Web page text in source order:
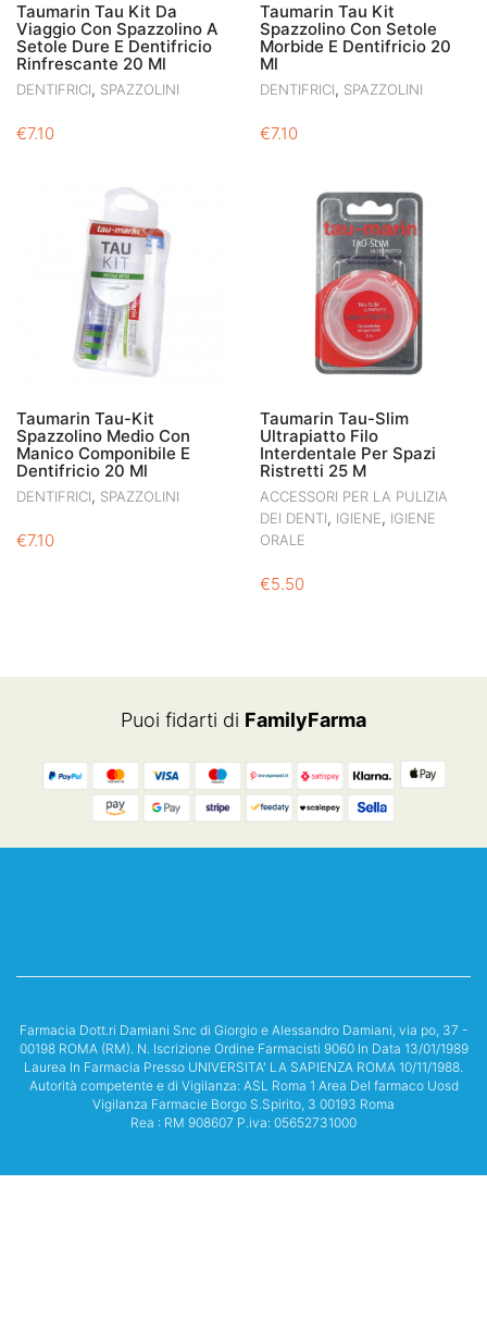
Taumarin Tau Kit Da
Viaggio Con Spazzolino A
Setole Dure E Dentifricio
Rinfrescante 20 Ml
DENTIFRICI, SPAZZOLINI
€7.10
Taumarin Tau Kit
Spazzolino Con Setole
Morbide E Dentifricio 20
Ml
DENTIFRICI, SPAZZOLINI
€7.10
Taumarin Tau-Kit
Spazzolino Medio Con
Manico Componibile E
Dentifricio 20 Ml
DENTIFRICI, SPAZZOLINI
€7.10
Taumarin Tau-Slim
Ultrapiatto Filo
Interdentale Per Spazi
Ristretti 25 M
ACCESSORI PER LA PULIZIA
DEI DENTI, IGIENE, IGIENE
ORALE
€5.50
Puoi fidarti di FamilyFarma
Farmacia Dott.ri Damiani Snc di Giorgio e Alessandro Damiani, via po, 37 -
00198 ROMA (RM). N. Iscrizione Ordine Farmacisti 9060 In Data 13/01/1989
Laurea In Farmacia Presso UNIVERSITA' LA SAPIENZA ROMA 10/11/1988.
Autorità competente e di Vigilanza: ASL Roma 1 Area Del farmaco Uosd
Vigilanza Farmacie Borgo S.Spirito, 3 00193 Roma
Rea : RM 908607 P.iva: 05652731000